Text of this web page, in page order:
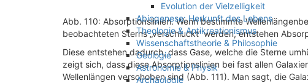
Evolution der Vielzelligkeit
Abiogenese: Herkunft des Lebens
Theologie & Antikreationismus
Wissenschaftstheorie & Philosophie
Geologie
Astronomie & Physik
Archäologie
Abb. 110: Absorptionslinien. Wenn bestimmte
beobachteten Sterns „verschluckt“ werden, entstehen
Diese entstehen dadurch, dass Gase, welche die Sterne
zeigt sich, dass diese Absorptionslinien bei fast allen
Wellenlängen verschoben sind (Abb. 111). Man sagt, die